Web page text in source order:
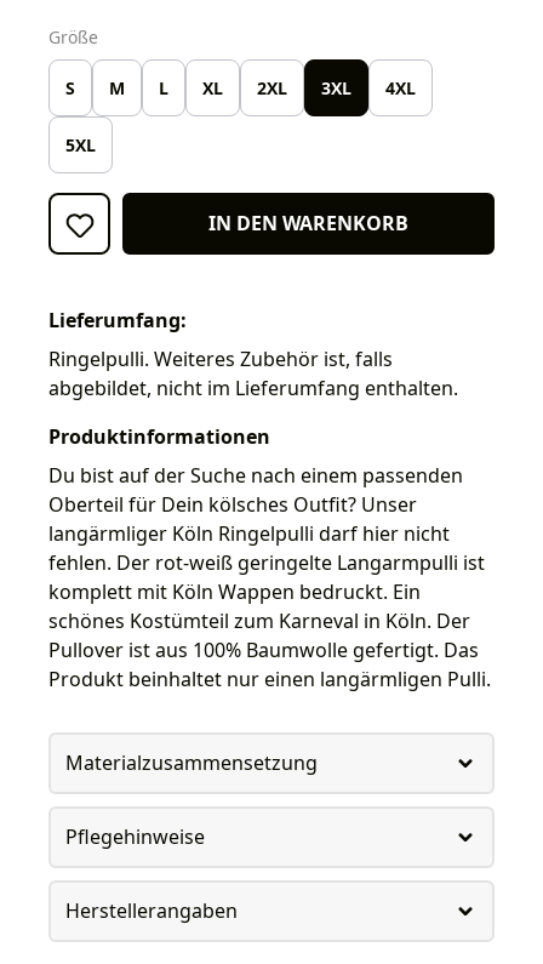
Größe
S M L XL 2XL 3XL 4XL
5XL
IN DEN WARENKORB
Lieferumfang:
Ringelpulli. Weiteres Zubehör ist, falls
abgebildet, nicht im Lieferumfang enthalten.
Produktinformationen
Du bist auf der Suche nach einem passenden
Oberteil für Dein kölsches Outfit? Unser
langärmliger Köln Ringelpulli darf hier nicht
fehlen. Der rot-weiß geringelte Langarmpulli ist
komplett mit Köln Wappen bedruckt. Ein
schönes Kostümteil zum Karneval in Köln. Der
Pullover ist aus 100% Baumwolle gefertigt. Das
Produkt beinhaltet nur einen langärmligen Pulli.
Materialzusammensetzung
Pflegehinweise
Herstellerangaben